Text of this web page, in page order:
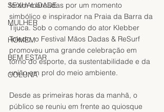
SEXUALIDADE
MULHER
HOMEM
BEM ESTAR
COLUNA
foram marcadas por um momento
simbólico e inspirador na Praia da Barra da
Tijuca. Sob o comando do ator Klebber
Toledo, o Festival Mãos Dadas & ReSurf
promoveu uma grande celebração em
torno do esporte, da sustentabilidade e da
união em prol do meio ambiente.
Desde as primeiras horas da manhã, o
público se reuniu em frente ao quiosque